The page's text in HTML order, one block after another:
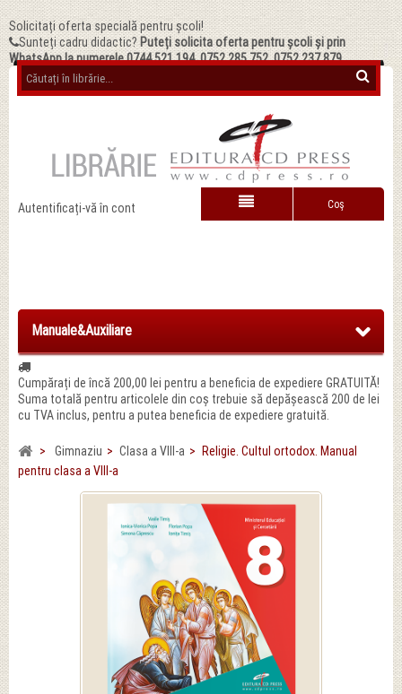
Solicitați oferta specială pentru școli!
Sunteți cadru didactic?Puteți solicita oferta pentru școli și prin
WhatsApp la numerele 0744.521.194, 0752.285.752, 0752.237.879
Coş
Autentificați-vă în cont
Manuale&Auxiliare
Cumpărați de încă 200,00 lei pentru a beneficia de expediere GRATUITĂ!
Suma totală pentru articolele din coș trebuie să depășească 200 de lei
cu TVA inclus, pentru a putea beneficia de expediere gratuită.
> Gimnaziu > Clasa a VIII-a >
Religie. Cultul ortodox. Manual
pentru clasa a VIII-a